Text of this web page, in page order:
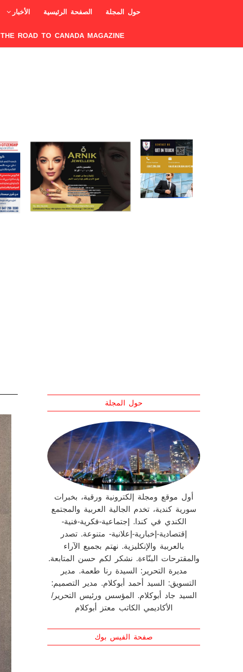
حول المجلة الصفحة الرئيسية الأخبار
THE ROAD TO CANADA MAGAZINE
حول المجلة
أول موقع ومجلة إلكترونية ورقية، بخبرات
سورية كندية، تخدم الجالية العربية والمجتمع
الكندي في كندا. إجتماعية-فكرية-فنية-
إقتصادية-إخبارية-إعلانية- متنوعة. تصدر
بالعربية والإنكليزية. نهتم بجميع الآراء
والمقترحات البنّاءة. نشكر لكم حسن المتابعة.
مديرة التحرير: السيدة رنا طعمة. مدير
التسويق: السيد أحمد أبوكلام. مدير التصميم:
السيد جاد أبوكلام. المؤسس ورئيس التحرير/
الأكاديمي الكاتب معتز أبوكلام
صفحة الفيس بوك